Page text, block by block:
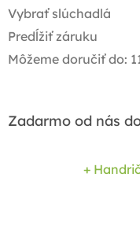
Vybrať slúchadlá
Predĺžiť záruku
Môžeme doručiť do:
Zadarmo od nás
+